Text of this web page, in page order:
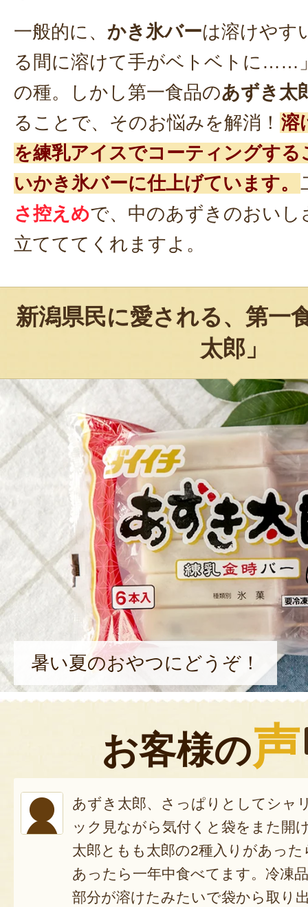
一般的に、 かき氷バーは溶けやす
る間に溶けて手がベトベトに……
の種。しかし第一食品のあずき太
ることで、そのお悩みを解消！ 溶
を練乳アイスでコーティングする
いかき氷バーに仕上げています。
さ控えめで、中のあずきのおいし
立てててくれますよ。
新潟県民に愛される、第一
太郎」
暑い夏のおやつにどうぞ！
お客様の声
あずき太郎、さっぱりとしてシャ
ック見ながら気付くと袋をまた開
太郎ともも太郎の2種入りがあっ
あったら一年中食べてます。冷凍
部分が溶けたみたいで袋から取り